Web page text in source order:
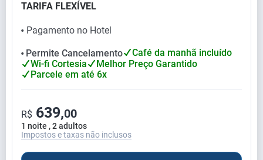
TARIFA FLEXÍVEL
⬤ Pagamento no Hotel
⬤ Permite Cancelamento
Café da manhã incluído
Wi-fi Cortesia
Melhor Preço Garantido
Parcele em até 6x
1 noite , 2 adultos
R$ 639,00
Impostos e taxas não inclusos